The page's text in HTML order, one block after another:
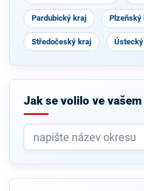
Pardubický kraj Plzeňský
Středočeský kraj
Jak se volilo ve vašem